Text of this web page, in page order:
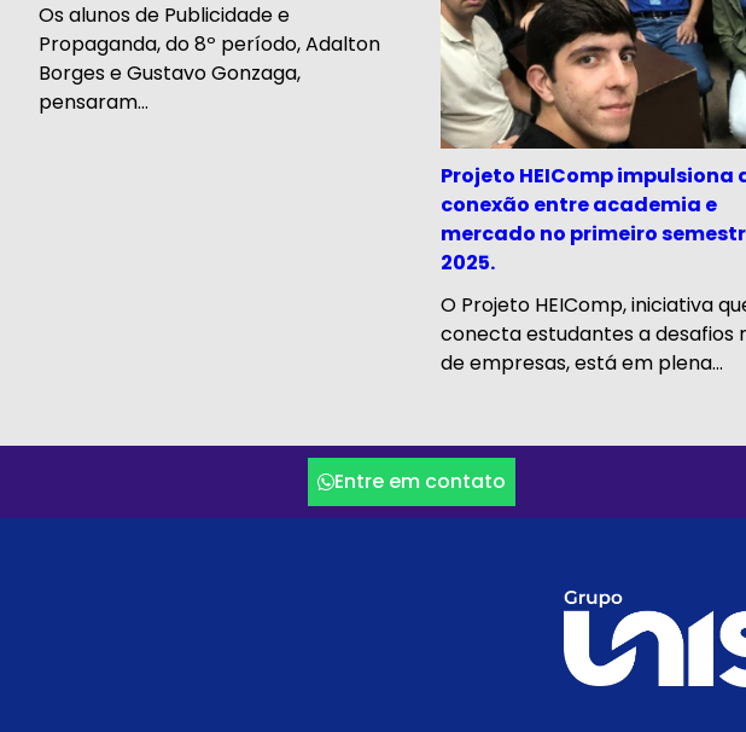
Os alunos de Publicidade e
Propaganda, do 8º período, Adalton
Borges e Gustavo Gonzaga,
pensaram...
Projeto HEIComp impulsiona
conexão entre academia e
mercado no primeiro
2025.
O Projeto HEIComp, iniciativa
conecta estudantes a desafios
de empresas, está em plena...
Entre em contato